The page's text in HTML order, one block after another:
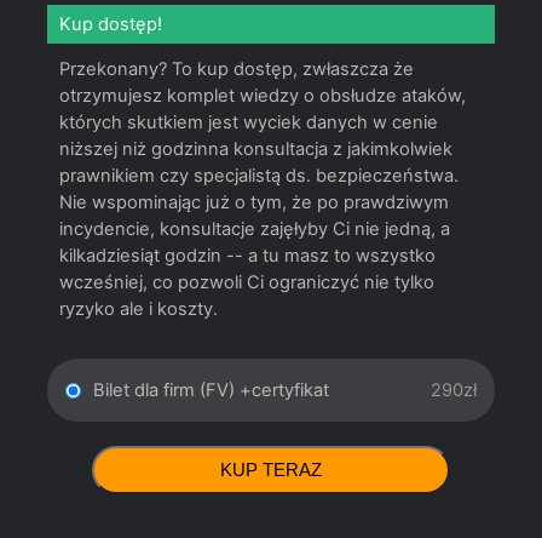
Kup dostęp!
Przekonany? To kup dostęp, zwłaszcza że
otrzymujesz komplet wiedzy o obsłudze ataków,
których skutkiem jest wyciek danych w cenie
niższej niż godzinna konsultacja z jakimkolwiek
prawnikiem czy specjalistą ds. bezpieczeństwa.
Nie wspominając już o tym, że po prawdziwym
incydencie, konsultacje zajęłyby Ci nie jedną, a
kilkadziesiąt godzin -- a tu masz to wszystko
wcześniej, co pozwoli Ci ograniczyć nie tylko
ryzyko ale i koszty.
Bilet dla firm (FV) +certyfikat 290zł